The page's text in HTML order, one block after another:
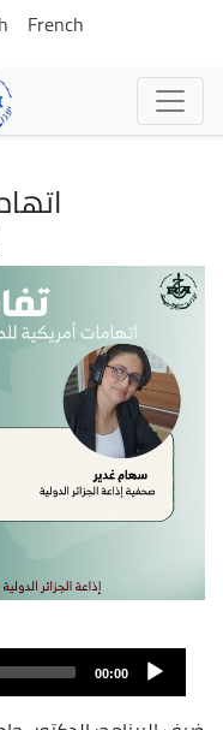
French
Image
Fichier
audio
00:00